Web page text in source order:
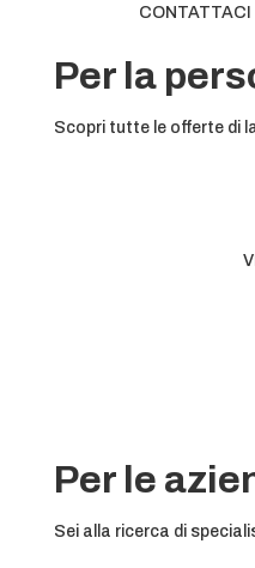
CONTATTACI
Per la
Scopri tutte le offerte di
Per le
Sei alla ricerca di